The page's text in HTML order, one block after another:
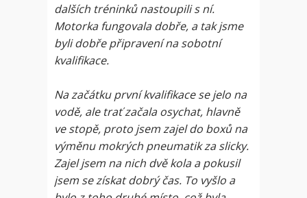
dalších tréninků nastoupili s ní.
Motorka fungovala dobře, a tak jsme
byli dobře připravení na sobotní
kvalifikace.
Na začátku první kvalifikace se jelo na
vodě, ale trať začala osychat, hlavně
ve stopě, proto jsem zajel do boxů na
výměnu mokrých pneumatik za slicky.
Zajel jsem na nich dvě kola a pokusil
jsem se získat dobrý čas. To vyšlo a